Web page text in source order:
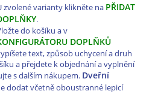
zvolené varianty klikněte na PŘIDAT
.
do košíku a v
DOPLŇKŮ
text, způsob uchycení a druh
a přejdete k objednání a vyplnění
s dalším nákupem. Dveřní
dodat včetně oboustranné lepicí